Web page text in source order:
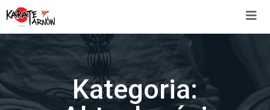
Kategoria: